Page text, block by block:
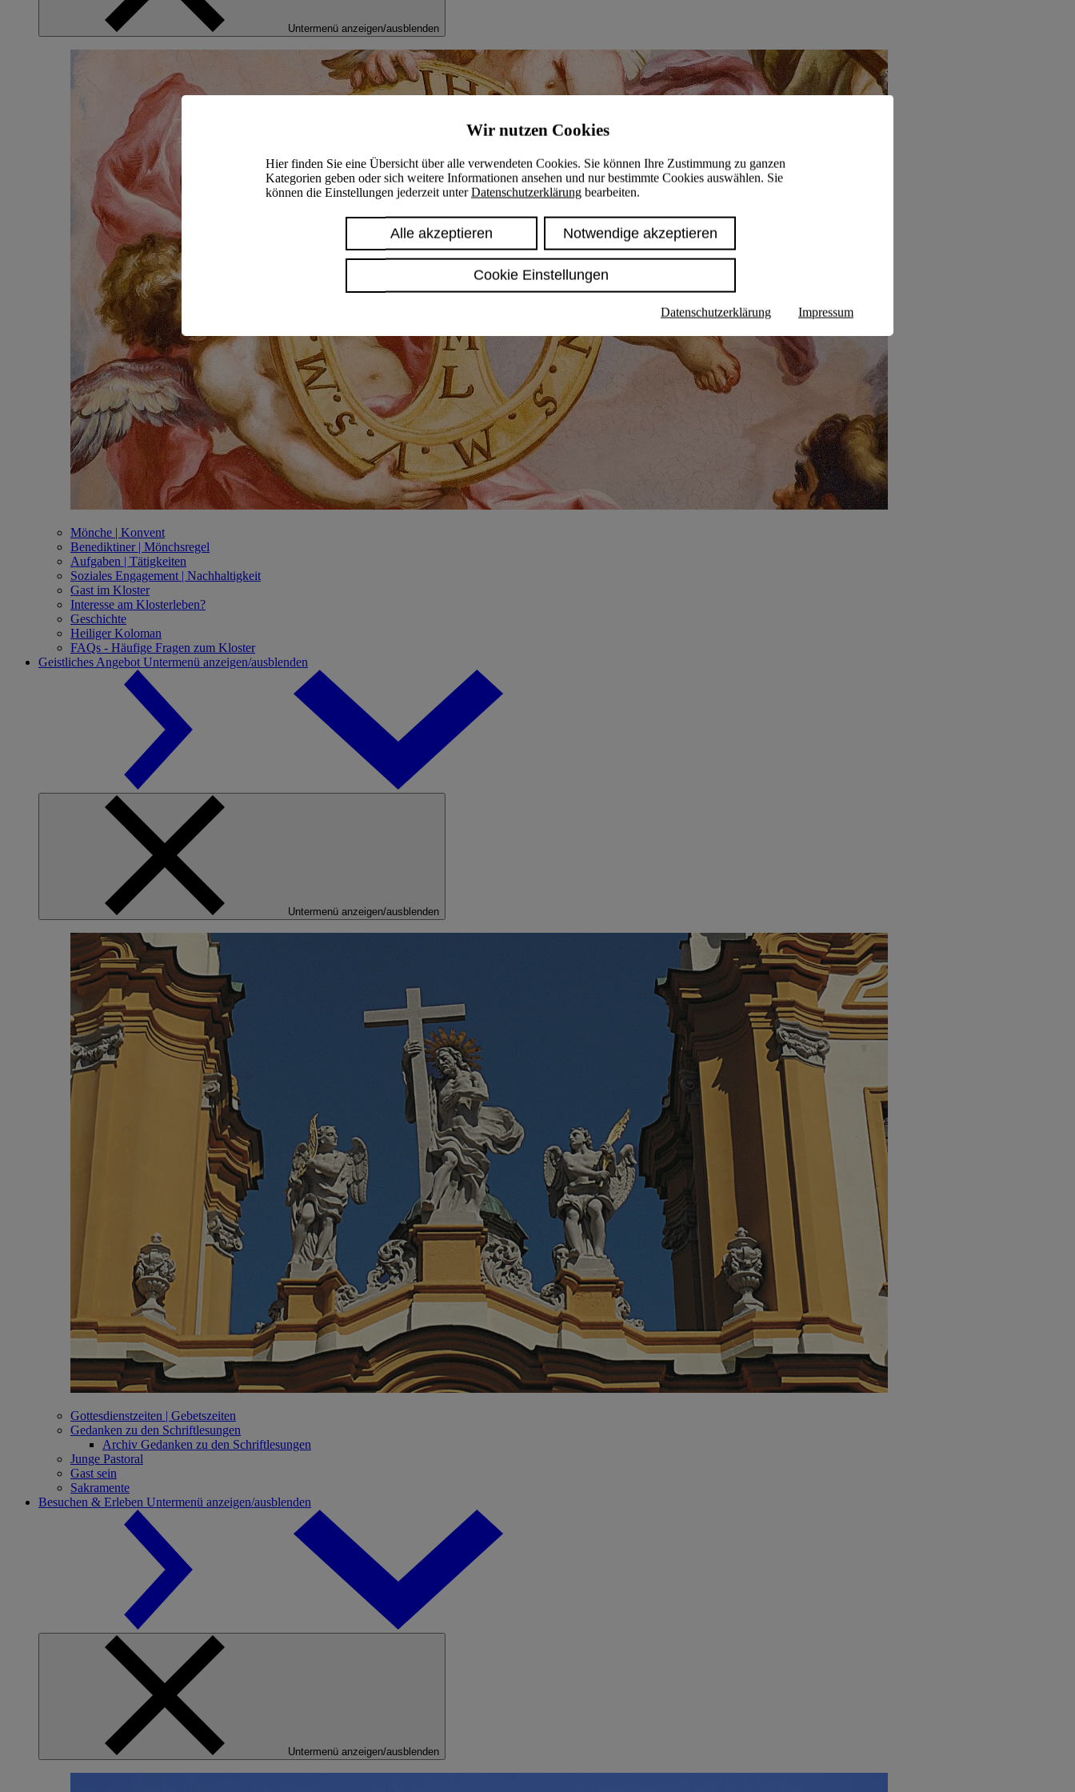
Wir nutzen Cookies
Hier finden Sie eine Übersicht über alle verwendeten Cookies. Sie können Ihre Zustimmung zu ganzen
Kategorien geben oder sich weitere Informationen ansehen und nur bestimmte Cookies auswählen. Sie
können die Einstellungen jederzeit unterDatenschutzerklärung bearbeiten.
Alle akzeptieren Notwendige akzeptieren
Cookie Einstellungen
Datenschutzerklärung Impressum
Untermenü anzeigen/ausblenden
Mönche | Konvent
Benediktiner | Mönchsregel
Aufgaben | Tätigkeiten
Soziales Engagement | Nachhaltigkeit
Gast im Kloster
Interesse am Klosterleben?
Geschichte
Heiliger Koloman
FAQs - Häufige Fragen zum Kloster
Geistliches Angebot Untermenü anzeigen/ausblenden
Untermenü anzeigen/ausblenden
Gottesdienstzeiten | Gebetszeiten
Gedanken zu den Schriftlesungen
Archiv Gedanken zu den Schriftlesungen
Junge Pastoral
Gast sein
Sakramente
Besuchen & Erleben Untermenü anzeigen/ausblenden
Untermenü anzeigen/ausblenden